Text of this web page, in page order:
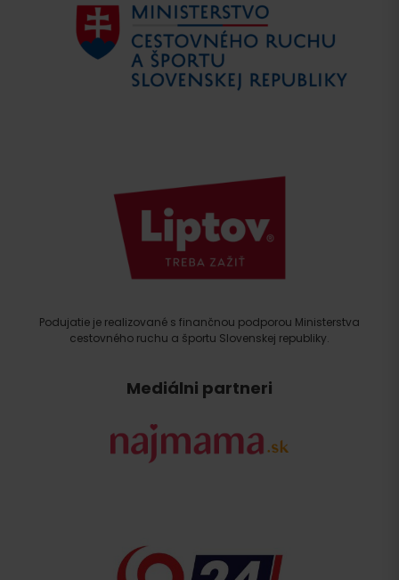
Podujatie je realizované s finančnou podporou Ministerstva
cestovného ruchu a športu Slovenskej republiky.
Mediálni partneri